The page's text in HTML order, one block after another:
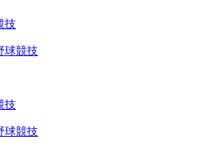
技
球競技
技
球競技